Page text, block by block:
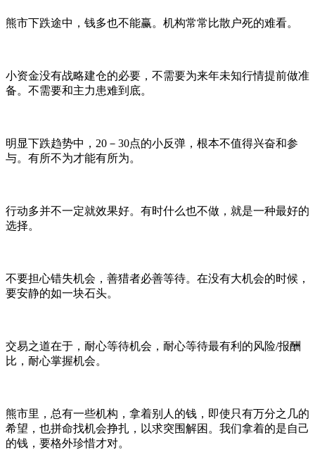
熊市下跌途中，钱多也不能赢。机构常常比散户死的难看。
小资金没有战略建仓的必要，不需要为来年未知行情提前做准
备。不需要和主力患难到底。
明显下跌趋势中，20－30点的小反弹，根本不值得兴奋和参
与。有所不为才能有所为。
行动多并不一定就效果好。有时什么也不做，就是一种最好的
选择。
不要担心错失机会，善猎者必善等待。在没有大机会的时候，
要安静的如一块石头。
交易之道在于，耐心等待机会，耐心等待最有利的风险/报酬
比，耐心掌握机会。
熊市里，总有一些机构，拿着别人的钱，即使只有万分之几的
希望，也拼命找机会挣扎，以求突围解困。我们拿着的是自己
的钱，要格外珍惜才对。